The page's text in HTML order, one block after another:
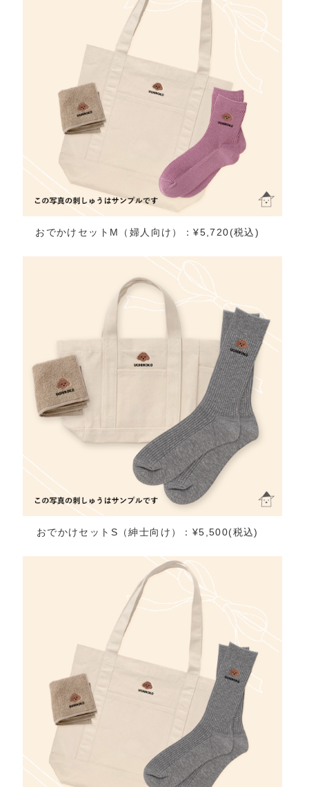
おでかけセットM（婦人向け）：¥5,720(税込)
おでかけセットS（紳士向け）：¥5,500(税込)